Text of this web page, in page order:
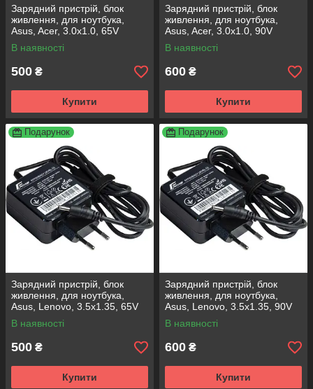
Зарядний пристрій, блок
живлення, для ноутбука,
Asus, Acer, 3.0x1.0, 65V
В наявності
500 ₴
Купити
Зарядний пристрій, блок
живлення, для ноутбука,
Asus, Acer, 3.0x1.0, 90V
В наявності
600 ₴
Купити
Подарунок
Зарядний пристрій, блок
живлення, для ноутбука,
Asus, Lenovo, 3.5x1.35, 65V
В наявності
500 ₴
Купити
Подарунок
Зарядний пристрій, блок
живлення, для ноутбука,
Asus, Lenovo, 3.5x1.35, 90V
В наявності
600 ₴
Купити